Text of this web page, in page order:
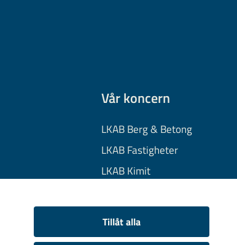
Tillåt alla
Vår koncern
LKAB Berg & Betong
LKAB Fastigheter
LKAB Kimit
LKAB Wassara